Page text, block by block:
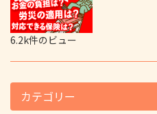
6.2k件のビュー
カテゴリー